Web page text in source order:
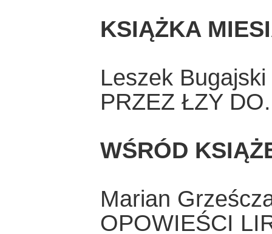
KSIĄŻKA
Leszek Bugajski
PRZEZ ŁZY
WŚRÓD
Marian
OPOWIEŚCI